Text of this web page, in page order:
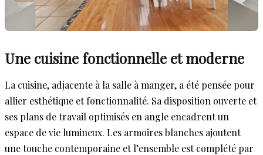
Une cuisine fonctionnelle et moderne
La cuisine, adjacente à la salle à manger, a été pensée pour
allier esthétique et fonctionnalité. Sa disposition ouverte et
ses plans de travail optimisés en angle encadrent un
espace de vie lumineux. Les armoires blanches ajoutent
une touche contemporaine et l’ensemble est complété par